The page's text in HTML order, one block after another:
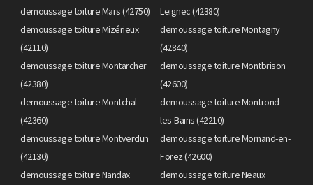
demoussage toiture Mars (42750)
Leignec (42380)
demoussage toiture Mizérieux
(42110)
demoussage toiture Montagny
(42840)
demoussage toiture Montarcher
(42380)
demoussage toiture Montbrison
(42600)
demoussage toiture Montchal
(42360)
demoussage toiture Montrond-
les-Bains (42210)
demoussage toiture Montverdun
(42130)
demoussage toiture Mornand-en-
Forez (42600)
demoussage toiture Nandax
demoussage toiture Neaux